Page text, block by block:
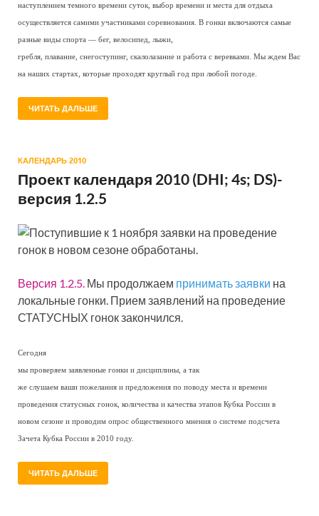
наступлением темного времени суток, выбор времени и места для отдыха
осуществляется самими участниками соревнования. В гонки включаются самые
разные виды спорта — бег, велосипед, лыжи,
гребля, плавание, снегоступинг, скалолазание и работа с веревками. Мы ждем Вас
на наших стартах, которые проходят круглый год при любой погоде.
ЧИТАТЬ ДАЛЬШЕ
КАЛЕНДАРЬ 2010
Проект календаря 2010 (DHI; 4s; DS)-
версия 1.2.5
Поступившие к 1 ноября заявки на проведение
гонок в новом сезоне обработаны.
Версия 1.2.5. Мы продолжаем принимать заявки на
локальные гонки. Прием заявлений на проведение
СТАТУСНЫХ гонок закончился.
Сегодня
мы проверяем заявленные гонки и дисциплины, а так
же слушаем ваши пожелания и предложения по поводу места и времени
проведения статусных гонок, количества и качества этапов Кубка России в
новом сезоне и проводим опрос общественного мнения о системе подсчета
Зачета Кубка России в 2010 году.
ЧИТАТЬ ДАЛЬШЕ